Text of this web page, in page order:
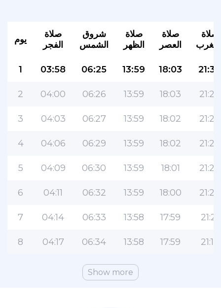
يوم
صلاة
الفجر
شروق
الشمس
صلاة
الظهر
صلاة
العصر
صلاة
1 03:58 06:25 13:59 18:03 21:30
2 04:00 06:26 13:59 18:03 21:29
3 04:03 06:27 13:59 18:02 21:27
4 04:06 06:29 13:59 18:02 21:26
5 04:09 06:30 13:59 18:01 21:24
6 04:11 06:32 13:59 18:00 21:23
7 04:14 06:33 13:58 17:59 21:21
8 04:17 06:34 13:58 17:59 21:19
Show more
التطبيق الأكثر شعبية للمسلمين!
التطبيق الإسلامي الشهير لنمط الحياة ، مع ميزات
سهلة الاستخدام ومواقيت الصلاة الأكثر دقة